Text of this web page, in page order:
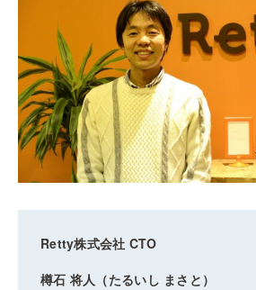
Retty株式会社 CTO
樽石 将人（たるいし まさと）